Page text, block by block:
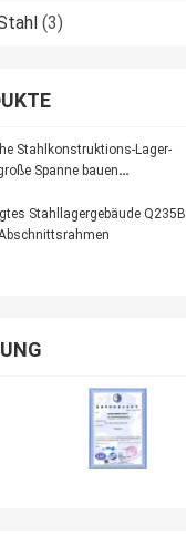
(3)
Stahlkonstruktions-Lager-
Spanne bauen
Stahllagergebäude Q235B